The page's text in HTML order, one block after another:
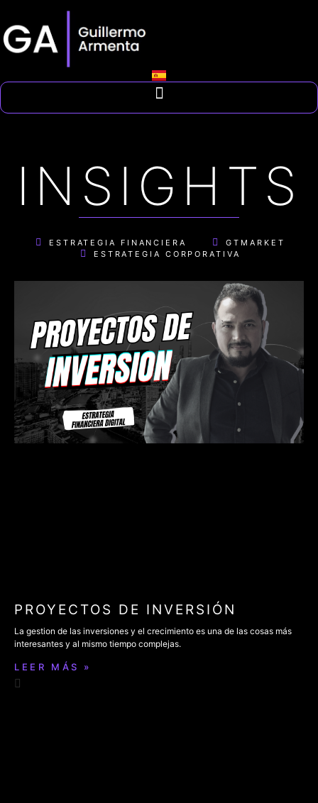
INSIGHTS
ESTRATEGIA FINANCIERA
GTMARKET
ESTRATEGIA CORPORATIVA
PROYECTOS DE INVERSIÓN
La gestion de las inversiones y el crecimiento es una de las cosas más
interesantes y al mismo tiempo complejas.
LEER MÁS »